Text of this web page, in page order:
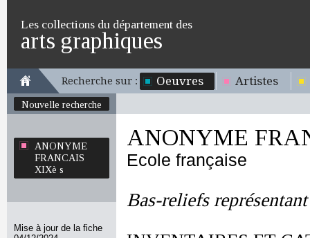
Les collections du département des
arts graphiques
Recherche sur : Oeuvres Artistes
Nouvelle recherche
ANONYME
FRANCAIS
XIXè s
Mise à jour de la fiche
ANONYME
Ecole française
Bas-reliefs